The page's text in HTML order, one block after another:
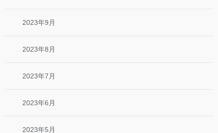
2023年9月
2023年8月
2023年7月
2023年6月
2023年5月